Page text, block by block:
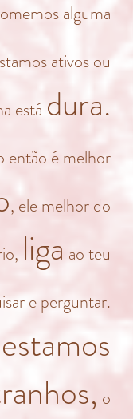
alguma
ativos ou
estádura.
então é melhor
, ele melhor do
liga ao teu
e perguntar.
estamos
o